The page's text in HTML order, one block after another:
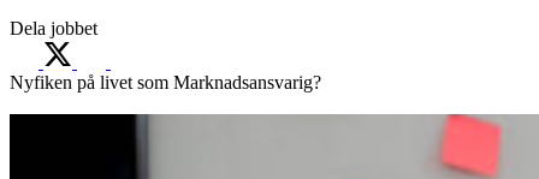
Dela jobbet
Nyfiken på livet som Marknadsansvarig?